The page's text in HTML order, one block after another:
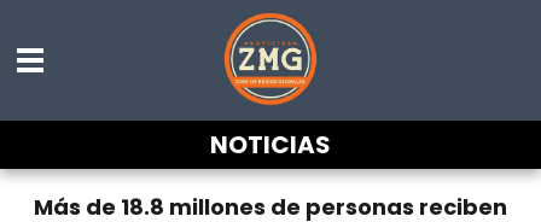
NOTICIAS
Más de 18.8 millones de personas reciben